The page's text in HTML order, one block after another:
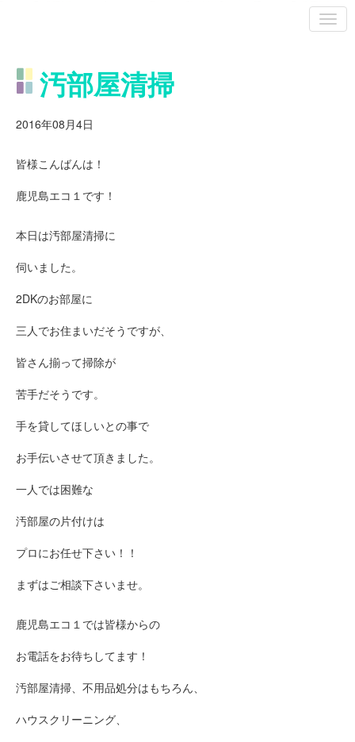
汚部屋清掃
2016年08月4日
皆様こんばんは！
鹿児島エコ１です！
本日は汚部屋清掃に
伺いました。
2DKのお部屋に
三人でお住まいだそうですが、
皆さん揃って掃除が
苦手だそうです。
手を貸してほしいとの事で
お手伝いさせて頂きました。
一人では困難な
汚部屋の片付けは
プロにお任せ下さい！！
まずはご相談下さいませ。
鹿児島エコ１では皆様からの
お電話をお待ちしてます！
汚部屋清掃、不用品処分はもちろん、
ハウスクリーニング、